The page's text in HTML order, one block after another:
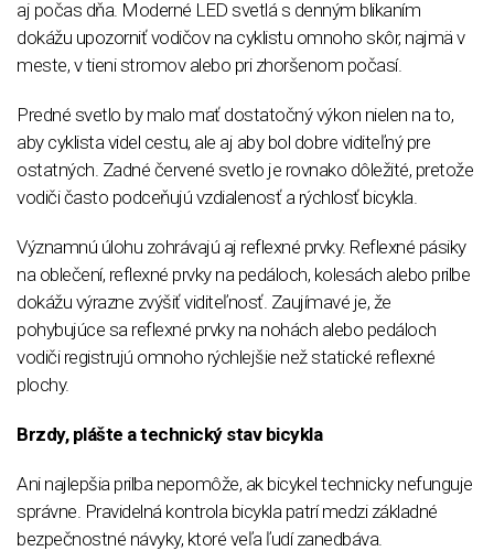
aj počas dňa. Moderné LED svetlá s denným blikaním
dokážu upozorniť vodičov na cyklistu omnoho skôr, najmä v
meste, v tieni stromov alebo pri zhoršenom počasí.
Predné svetlo by malo mať dostatočný výkon nielen na to,
aby cyklista videl cestu, ale aj aby bol dobre viditeľný pre
ostatných. Zadné červené svetlo je rovnako dôležité, pretože
vodiči často podceňujú vzdialenosť a rýchlosť bicykla.
Významnú úlohu zohrávajú aj reflexné prvky. Reflexné pásiky
na oblečení, reflexné prvky na pedáloch, kolesách alebo prilbe
dokážu výrazne zvýšiť viditeľnosť. Zaujímavé je, že
pohybujúce sa reflexné prvky na nohách alebo pedáloch
vodiči registrujú omnoho rýchlejšie než statické reflexné
plochy.
Brzdy, plášte a technický stav bicykla
Ani najlepšia prilba nepomôže, ak bicykel technicky nefunguje
správne. Pravidelná kontrola bicykla patrí medzi základné
bezpečnostné návyky, ktoré veľa ľudí zanedbáva.